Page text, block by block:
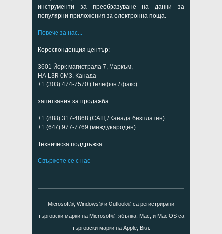
инструменти за преобразуване на данни за
популярни приложения за електронна поща.
Повече за нас...
Кореспонденция център:
3601 Йорк магистрала 7, Маркъм,
НА L3R 0M3, Канада
+1 (303) 474-7570 (Телефон / факс)
запитвания за продажба:
+1 (888) 317-4868 (САЩ / Канада безплатен)
+1 (647) 977-7769 (международен)
Техническа поддръжка:
Свържете се с нас
Microsoft®, Windows® и Outlook® са регистрирани
търговски марки на Microsoft®. ябълка, Mac, и Mac OS са
търговски марки на Apple, Вкл.